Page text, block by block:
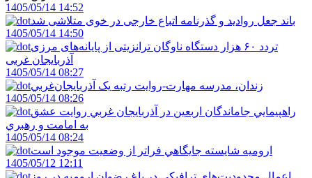
1405/05/14 14:52
باند جعل روادید و گذرنامه اتباع خارجی در خوی متلاشی شد
1405/05/14 14:50
تردد ۶۰ هزار دستگاه ناوگان ترانزیتی از پایانه‌های مرزی
آذربایجان ‌غربی
1405/05/14 08:27
زندان، مدرسه مهارت-روايت رتبه يک آذربايجان‌غربي
1405/05/14 08:26
راهپيمايي جاماندگان اربعين در آذربايجان غربي روايت عشق
به امامت و رهبري
1405/05/14 08:24
اروميه شايسته جايگاهي فراتر از وضعيت موجود است
1405/05/12 12:11